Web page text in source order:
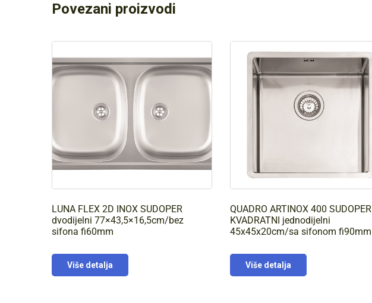
Povezani proizvodi
LUNA FLEX 2D INOX SUDOPER
dvodijelni 77×43,5×16,5cm/bez
sifona fi60mm
Više detalja
QUADRO ARTINOX 400 SUDOPER
KVADRATNI jednodijelni
45x45x20cm/sa sifonom fi90mm
Više detalja